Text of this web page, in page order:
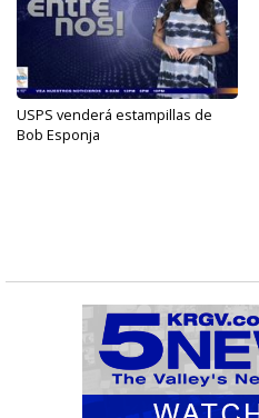
USPS venderá estampillas de
Bob Esponja